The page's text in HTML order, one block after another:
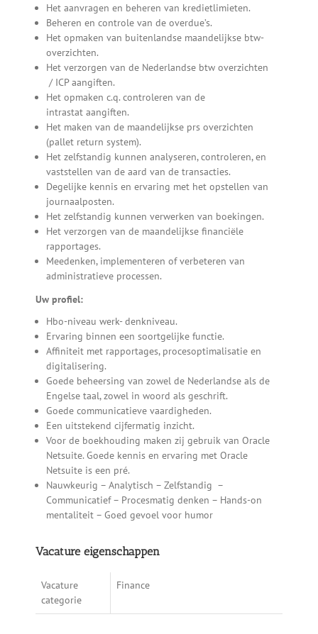
Het aanvragen en beheren van kredietlimieten.
Beheren en controle van de overdue’s.
Het opmaken van buitenlandse maandelijkse btw-
overzichten.
Het verzorgen van de Nederlandse btw overzichten
/ ICP aangiften.
Het opmaken c.q. controleren van de
intrastat aangiften.
Het maken van de maandelijkse prs overzichten
(pallet return system).
Het zelfstandig kunnen analyseren, controleren, en
vaststellen van de aard van de transacties.
Degelijke kennis en ervaring met het opstellen van
journaalposten.
Het zelfstandig kunnen verwerken van boekingen.
Het verzorgen van de maandelijkse financiële
rapportages.
Meedenken, implementeren of verbeteren van
administratieve processen.
Uw profiel:
Hbo-niveau werk- denkniveau.
Ervaring binnen een soortgelijke functie.
Affiniteit met rapportages, procesoptimalisatie en
digitalisering.
Goede beheersing van zowel de Nederlandse als de
Engelse taal, zowel in woord als geschrift.
Goede communicatieve vaardigheden.
Een uitstekend cijfermatig inzicht.
Voor de boekhouding maken zij gebruik van Oracle
Netsuite. Goede kennis en ervaring met Oracle
Netsuite is een pré.
Nauwkeurig – Analytisch – Zelfstandig –
Communicatief – Procesmatig denken – Hands-on
mentaliteit – Goed gevoel voor humor
Vacature eigenschappen
Vacature
categorie
Finance